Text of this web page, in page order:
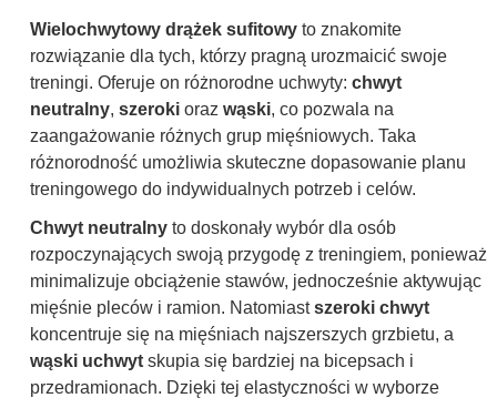
Wielochwytowy drążek sufitowy to znakomite
rozwiązanie dla tych, którzy pragną urozmaicić swoje
treningi. Oferuje on różnorodne uchwyty: chwyt
neutralny, szeroki oraz wąski, co pozwala na
zaangażowanie różnych grup mięśniowych. Taka
różnorodność umożliwia skuteczne dopasowanie planu
treningowego do indywidualnych potrzeb i celów.
Chwyt neutralny to doskonały wybór dla osób
rozpoczynających swoją przygodę z treningiem, ponieważ
minimalizuje obciążenie stawów, jednocześnie aktywując
mięśnie pleców i ramion. Natomiastszeroki chwyt
koncentruje się na mięśniach najszerszych grzbietu, a
wąski uchwyt skupia się bardziej na bicepsach i
przedramionach. Dzięki tej elastyczności w wyborze